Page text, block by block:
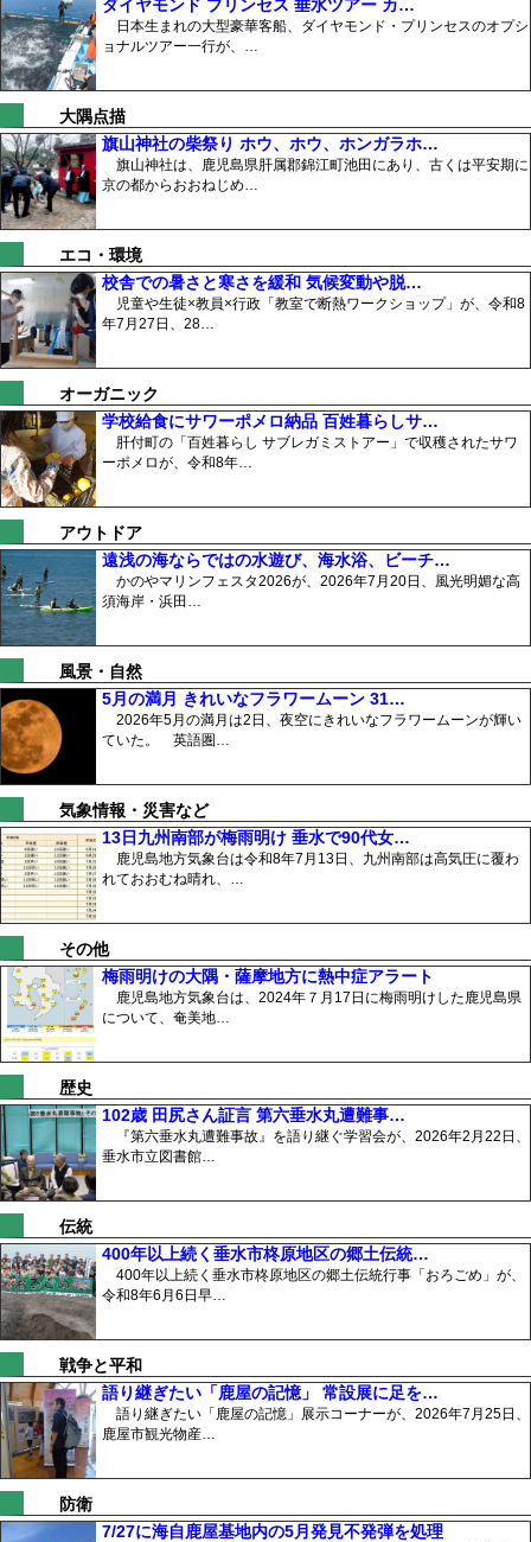
ダイヤモンド プリンセス 垂水ツアー カ…
日本生まれの大型豪華客船、ダイヤモンド・プリンセスのオプシ
ョナルツアー一行が、…
大隅点描
旗山神社の柴祭り ホウ、ホウ、ホンガラホ…
旗山神社は、鹿児島県肝属郡錦江町池田にあり、古くは平安期に
京の都からおおねじめ…
エコ・環境
校舎での暑さと寒さを緩和 気候変動や脱…
児童や生徒×教員×行政「教室で断熱ワークショップ」が、令和8
年7月27日、28…
オーガニック
学校給食にサワーポメロ納品 百姓暮らしサ…
肝付町の「百姓暮らし サブレガミストアー」で収穫されたサワ
ーポメロが、令和8年…
アウトドア
遠浅の海ならではの水遊び、海水浴、ビーチ…
かのやマリンフェスタ2026が、2026年7月20日、風光明媚な高
須海岸・浜田…
風景・自然
5月の満月 きれいなフラワームーン 31…
2026年5月の満月は2日、夜空にきれいなフラワームーンが輝い
ていた。 英語圏…
気象情報・災害など
13日九州南部が梅雨明け 垂水で90代女…
鹿児島地方気象台は令和8年7月13日、九州南部は高気圧に覆わ
れておおむね晴れ、…
その他
梅雨明けの大隅・薩摩地方に熱中症アラート
鹿児島地方気象台は、2024年７月17日に梅雨明けした鹿児島県
について、奄美地…
歴史
102歳 田尻さん証言 第六垂水丸遭難事…
『第六垂水丸遭難事故』を語り継ぐ学習会が、2026年2月22日、
垂水市立図書館…
伝統
400年以上続く垂水市柊原地区の郷土伝統…
400年以上続く垂水市柊原地区の郷土伝統行事「おろごめ」が、
令和8年6月6日早…
戦争と平和
語り継ぎたい「鹿屋の記憶」 常設展に足を…
語り継ぎたい「鹿屋の記憶」展示コーナーが、2026年7月25日、
鹿屋市観光物産…
防衛
7/27に海自鹿屋基地内の5月発見不発弾を処理